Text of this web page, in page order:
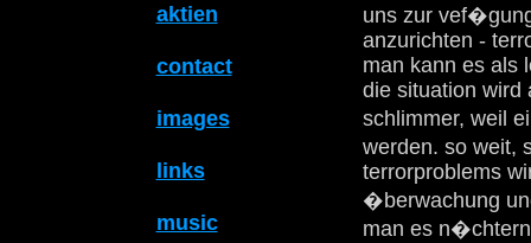
aktien
contact
images
links
music
uns zur
anzurichten -
man kann es als
die situation wird
schlimmer, weil
werden. so weit,
terrorproblems
�berwachung
man es